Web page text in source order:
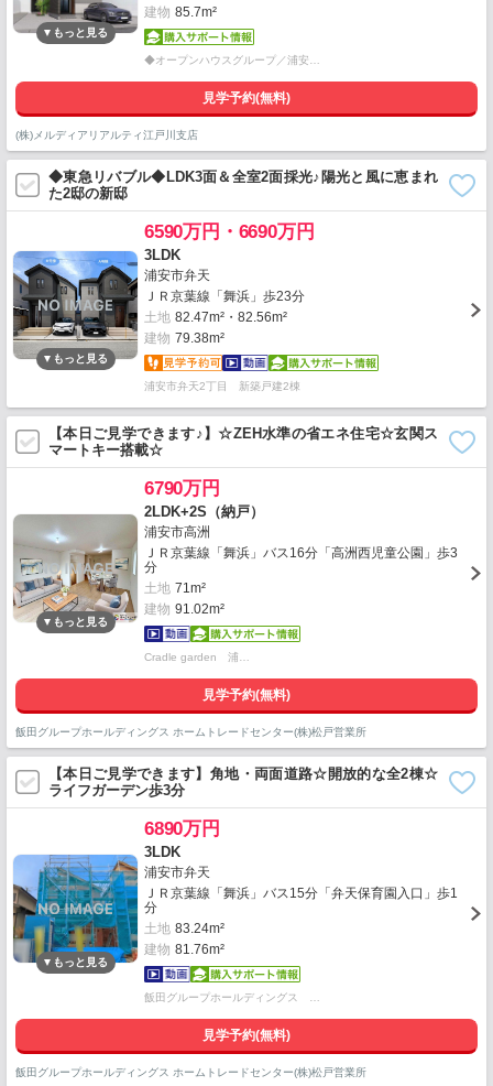
建物 85.7m²
◆オープンハウスグループ／浦安…
見学予約(無料)
(株)メルディアリアルティ江戸川支店
◆東急リバブル◆LDK3面＆全室2面採光♪陽光と風に恵まれ
た2邸の新邸
6590万円・6690万円
3LDK
浦安市弁天
ＪＲ京葉線「舞浜」歩23分
土地 82.47m²・82.56m²
建物 79.38m²
浦安市弁天2丁目 新築戸建2棟
【本日ご見学できます♪】☆ZEH水準の省エネ住宅☆玄関ス
マートキー搭載☆
6790万円
2LDK+2S（納戸）
浦安市高洲
ＪＲ京葉線「舞浜」バス16分「高洲西児童公園」歩3
分
土地 71m²
建物 91.02m²
Cradle garden 浦…
見学予約(無料)
飯田グループホールディングス ホームトレードセンター(株)松戸営業所
【本日ご見学できます】角地・両面道路☆開放的な全2棟☆
ライフガーデン歩3分
6890万円
3LDK
浦安市弁天
ＪＲ京葉線「舞浜」バス15分「弁天保育園入口」歩1
分
土地 83.24m²
建物 81.76m²
飯田グループホールディングス …
見学予約(無料)
飯田グループホールディングス ホームトレードセンター(株)松戸営業所